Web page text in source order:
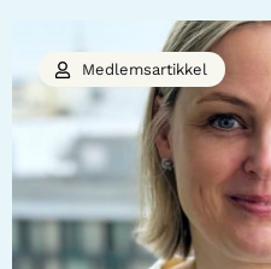
Medlemsartikkel